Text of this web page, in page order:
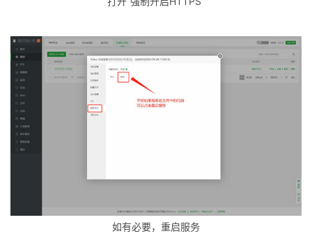
产
品
中
心
W
E
0
登录
如有必要，重启服务